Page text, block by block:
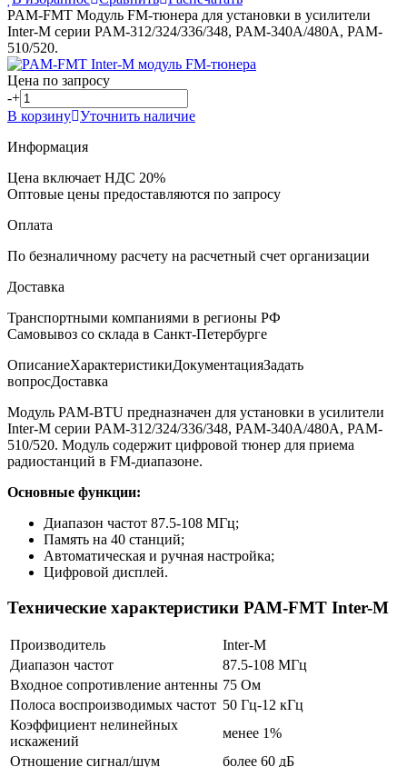
PAM-FMT Модуль FM-тюнера для установки в усилители
Inter-M серии PAM-312/324/336/348, PAM-340A/480A, PAM-
510/520.
Цена по запросу
-+
В корзину Уточнить наличие
Информация
Цена включает НДС 20%
Оптовые цены предоставляются по запросу
Оплата
По безналичному расчету на расчетный счет организации
Доставка
Транспортными компаниями в регионы РФ
Самовывоз со склада в Санкт-Петербурге
ОписаниеХарактеристикиДокументацияЗадать
вопросДоставка
Модуль PAM-BTU предназначен для установки в усилители
Inter-M серии PAM-312/324/336/348, PAM-340A/480A, PAM-
510/520. Модуль содержит цифровой тюнер для приема
радиостанций в FM-диапазоне.
Основные функции:
Диапазон частот 87.5-108 МГц;
Память на 40 станций;
Автоматическая и ручная настройка;
Цифровой дисплей.
Технические характеристики PAM-FMT Inter-M
Производитель
Inter-M
Диапазон частот
87.5-108 МГц
Входное сопротивление антенны 75 Ом
Полоса воспроизводимых частот 50 Гц-12 кГц
Коэффициент нелинейных
искажений
менее 1%
Отношение сигнал/шум
более 60 дБ